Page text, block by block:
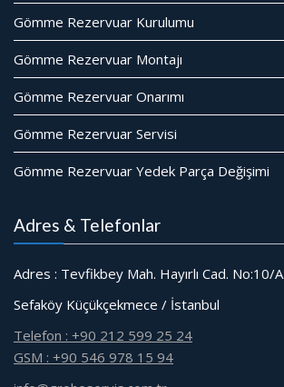
Gömme Rezervuar Kurulumu
Gömme Rezervuar Montajı
Gömme Rezervuar Onarımı
Gömme Rezervuar Servisi
Gömme Rezervuar Yedek Parça Değişimi
Adres & Telefonlar
Adres : Tevfikbey Mah. Hayırlı Cad. No:10/A
Sefaköy Küçükçekmece / İstanbul
Telefon : +90 212 599 25 24
GSM : +90 546 978 15 94